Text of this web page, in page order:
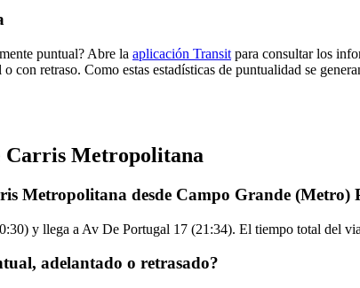
puntual? Abre la aplicación Transit para consultar los
retraso. Como estas estadísticas de puntualidad se
Carris Metropolitana
Metropolitana desde Campo Grande (Metro)
y llega a Av De Portugal 17 (21:34). El tiempo total del
adelantado o retrasado?